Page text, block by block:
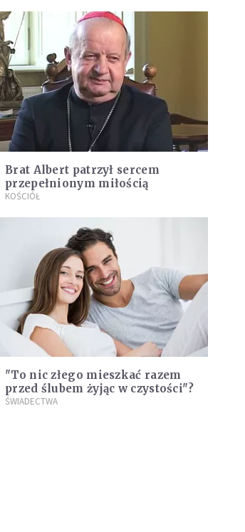
Brat Albert patrzył sercem
przepełnionym miłością
KOŚCIÓŁ
"To nic złego mieszkać razem
przed ślubem żyjąc w czystości"?
ŚWIADECTWA